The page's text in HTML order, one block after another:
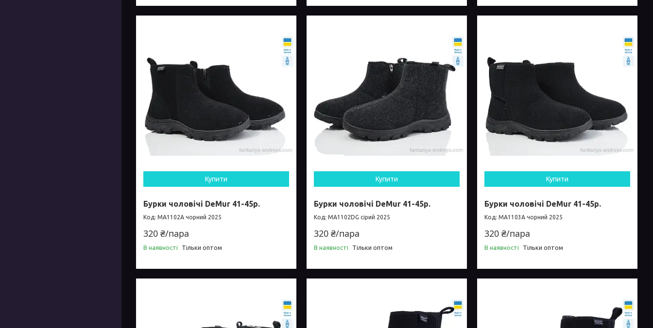
Купити
Бурки чоловічі DeMur 41-45р.
MA1102A чорний 2025
320 ₴/пара
В наявності Тільки оптом
Купити
Бурки чоловічі DeMur 41-45р.
MA1102DG сірий 2025
320 ₴/пара
В наявності Тільки оптом
Купити
Бурки чоловічі DeMur 41-45р.
MA1103A чорний 2025
320 ₴/пара
В наявності Тільки оптом